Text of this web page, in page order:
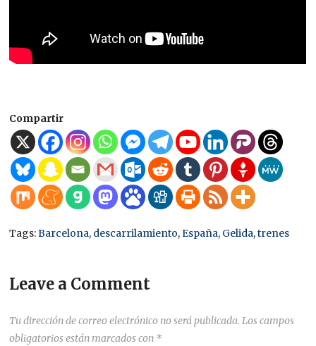
Compartir
Tags:Barcelona, descarrilamiento,España, Gelida,trenes
Leave a Comment
Tu dirección de correo electrónico no será publicada. Los campos
obligatorios están marcados con *